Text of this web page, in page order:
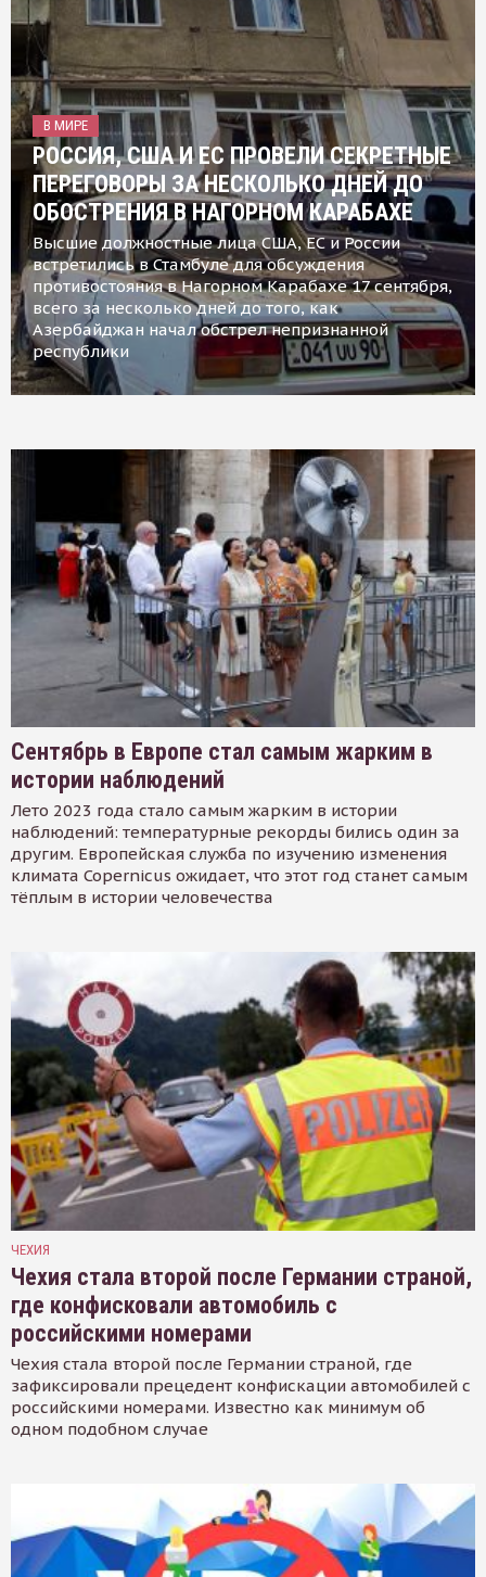
В МИРЕ
РОССИЯ, США И ЕС ПРОВЕЛИ СЕКРЕТНЫЕ
ПЕРЕГОВОРЫ ЗА НЕСКОЛЬКО ДНЕЙ ДО
ОБОСТРЕНИЯ В НАГОРНОМ КАРАБАХЕ
Высшие должностные лица США, ЕС и России
встретились в Стамбуле для обсуждения
противостояния в Нагорном Карабахе 17 сентября,
всего за несколько дней до того, как
Азербайджан начал обстрел непризнанной
республики
Сентябрь в Европе стал самым жарким в
истории наблюдений
Лето 2023 года стало самым жарким в истории
наблюдений: температурные рекорды бились один за
другим. Европейская служба по изучению изменения
климата Copernicus ожидает, что этот год станет самым
тёплым в истории человечества
ЧЕХИЯ
Чехия стала второй после Германии страной,
где конфисковали автомобиль с
российскими номерами
Чехия стала второй после Германии страной, где
зафиксировали прецедент конфискации автомобилей с
российскими номерами. Известно как минимум об
одном подобном случае